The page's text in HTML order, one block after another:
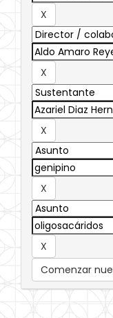
Comenzar